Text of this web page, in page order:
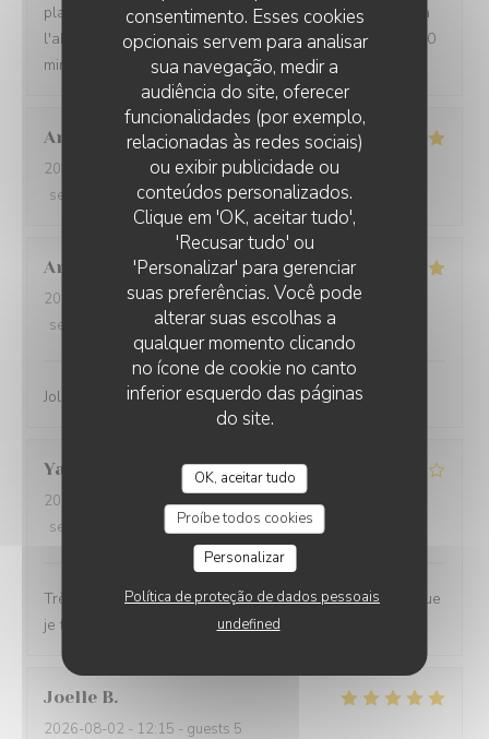
consentimento. Esses cookies
opcionais servem para analisar
sua navegação, medir a
audiência do site, oferecer
funcionalidades (por exemplo,
relacionadas às redes sociais)
ou exibir publicidade ou
conteúdos personalizados.
Clique em 'OK, aceitar tudo',
'Recusar tudo' ou
'Personalizar' para gerenciar
suas preferências. Você pode
alterar suas escolhas a
qualquer momento clicando
no ícone de cookie no canto
inferior esquerdo das páginas
do site.
OK, aceitar tudo
Proíbe todos cookies
Personalizar
Política de proteção de dados pessoais
undefined
plaisir ! Juste sur le dessert très très sucré, le clafoutis à
l'abricot, pas forcément "bien revisité" et qui demande 30
minutes : c'est une gabegie sucrière !
Anthony G
2026-08-02
- 13:00 - guests 2
service
ambience: 5/5 menu:5/5 quality_price
Anne Laure K
2026-07-31
- 19:45 - guests 3
service
ambience: 5/5 menu:5/5 quality_price
Joli cadre, très bon et serveurs sympathiques
Yan
2026-08-01
- 19:00 - guests 2
service
ambience: 4/5 menu : 5/5 quality_price
Très bon restaurant, très bon service. La seule chose que
je ferais, c'est d'installer la climatisation.
Joelle B
2026-08-02 - 12:15 - guests 5
LA GRANDE MAISON